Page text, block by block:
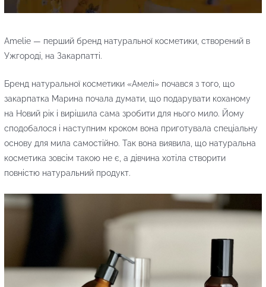
Amelie — перший бренд натуральної косметики, створений в
Ужгороді, на Закарпатті.
Бренд натуральної косметики «Амелі» почався з того, що
закарпатка Марина почала думати, що подарувати коханому
на Новий рік і вирішила сама зробити для нього мило. Йому
сподобалося і наступним кроком вона приготувала спеціальну
основу для мила самостійно. Так вона виявила, що натуральна
косметика зовсім такою не є, а дівчина хотіла створити
повністю натуральний продукт.